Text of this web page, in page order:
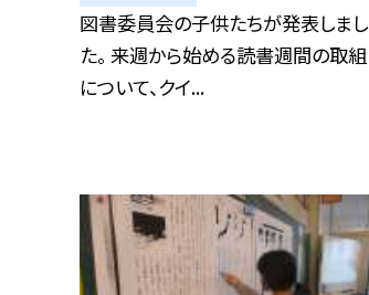
図書委員会の子供たちが発表しまし
た。 来週から始める読書週間の取組
について、クイ...